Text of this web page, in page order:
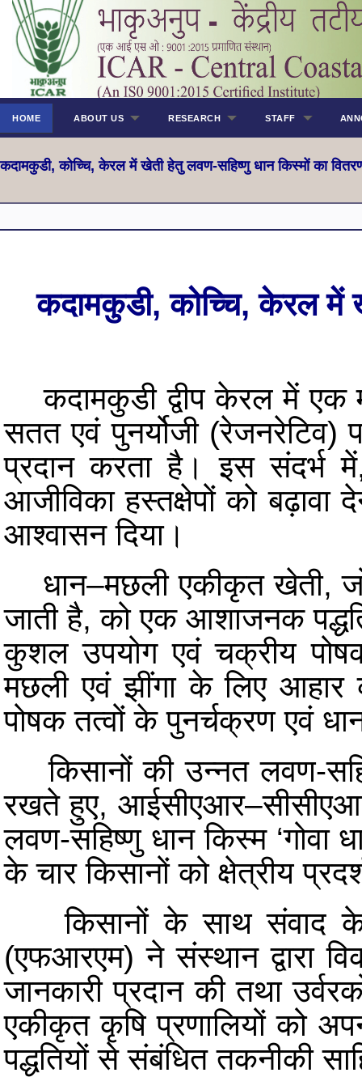
HOME ABOUT US RESEARCH STAFF
कदामकुडी, कोच्चि, केरल में खेती हेतु लवण-सहिष्णु धान किस्मों का
कदामकुडी, कोच्चि, केरल में
कदामकुडी द्वीप केरल में एक
सतत एवं पुनर्योजी (रेजनरेटिव)
प्रदान करता है। इस संदर्भ
आजीविका हस्तक्षेपों को
आश्वासन दिया।
धान–मछली एकीकृत खेती, जो
जाती है, को एक आशाजनक
कुशल उपयोग एवं चक्रीय
मछली एवं झींगा के लिए आहार
पोषक तत्वों के पुनर्चक्रण एवं
किसानों की उन्नत लवण-
रखते हुए,
लवण-सहिष्णु धान किस्म
के चार किसानों को क्षेत्रीय
किसानों के साथ संवाद के
(एफआरएम) ने संस्थान द्वारा
जानकारी प्रदान की तथा
एकीकृत कृषि प्रणालियों को
पद्धतियों से संबंधित तकनीकी